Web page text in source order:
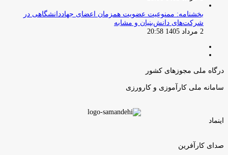
بخشنامه: ممنوعیت عضویت همزمان اعضای جهاددانشگاهی در
شرکت‌های دانش‌بنیان و مشابه
2 مرداد 1405 20:58
درگاه ملی مجوزهای کشور
سامانه ملی کارآموزی و کارورزی
اینماد
صدای کارآفرین